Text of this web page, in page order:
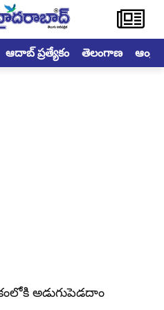
ఆదాబ్ ప్రత్యేకం తెలంగాణ
అడుగుపెడదాం